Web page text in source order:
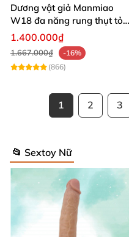
Dương vật giả Manmiao
W18 đa năng rung thụt tỏa
nhiệt remote hiện đại
1.400.000₫
1.667.000₫
-16%
(866)
1 2 3
📂 Sextoy Nữ